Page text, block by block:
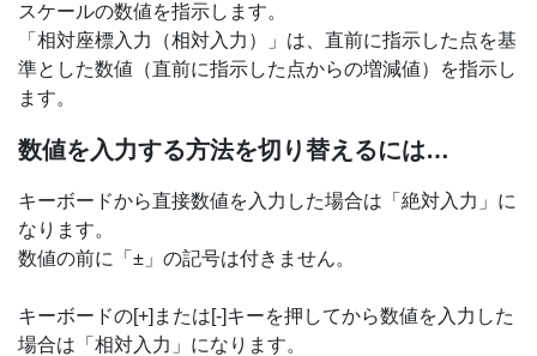
スケールの数値を指示します。
「相対座標入力（相対入力）」は、直前に指示した点を基
準とした数値（直前に指示した点からの増減値）を指示し
ます。
数値を入力する方法を切り替えるには…
キーボードから直接数値を入力した場合は「絶対入力」に
なります。
数値の前に「±」の記号は付きません。
キーボードの[+]または[-]キーを押してから数値を入力した
場合は「相対入力」になります。